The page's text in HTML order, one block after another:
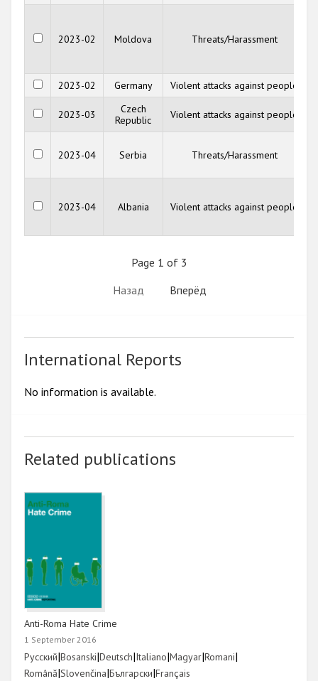
2023-02 Moldova Threats/Harassment
2023-02 Germany Violent attacks against people
2023-03
Czech
Republic
Violent attacks against people
2023-04 Serbia Threats/Harassment
2023-04 Albania Violent attacks against people
Page 1 of 3
Назад
Вперёд
International Reports
No information is available.
Related publications
Anti-Roma Hate Crime
1 September 2016
Link
Русский|Link
Bosanski|Link
Deutsch|Link
Italiano|Link
Magyar|Link
Romani|
Link
Română|Link
Slovenčina|Link
Български|Link
Français